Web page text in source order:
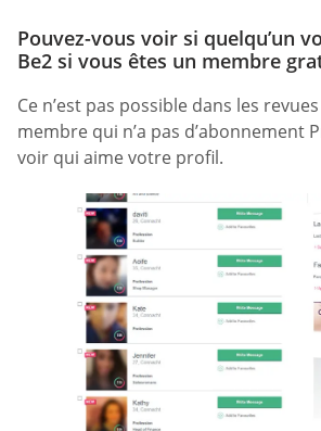
Pouvez-vous voir si quelqu’un
Be2 si vous êtes un membre
Ce n’est pas possible dans les
membre qui n’a pas d’abonnement
voir qui aime votre profil.